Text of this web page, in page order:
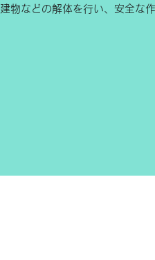
建物などの解体を行い、安全な